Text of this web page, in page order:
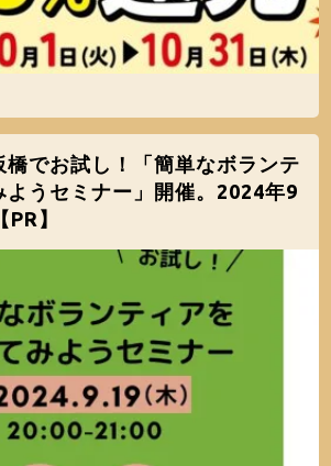
橋でお試し！「簡単なボランテ
ようセミナー」開催。2024年9
】